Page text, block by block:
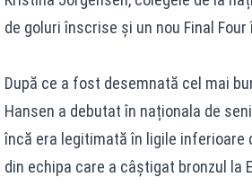
de goluri înscrise și un nou Final Four
După ce a fost desemnată cel mai
Hansen a debutat în naționala de
încă era legitimată în ligile inferioare
din echipa care a câștigat bronzul la